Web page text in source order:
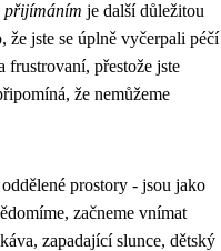
přijímáním je další důležitou
že jste se úplně vyčerpali péčí
frustrovaní, přestože jste
že nemůžeme
prostory - jsou jako
začneme vnímat
zapadající slunce, dětský